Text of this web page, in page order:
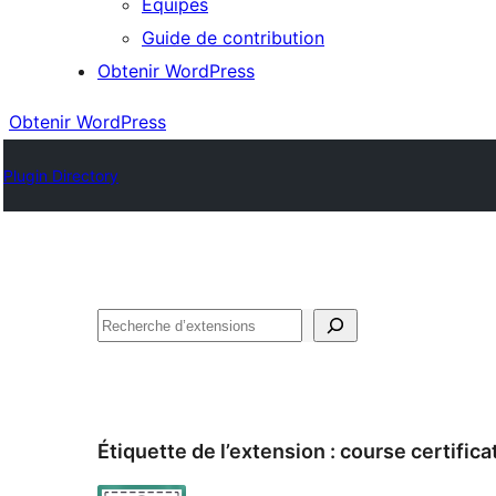
Équipes
Guide de contribution
Obtenir WordPress
Obtenir WordPress
Plugin Directory
Rechercher
Étiquette de l’extension : course